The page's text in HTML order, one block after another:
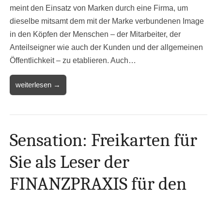
meint den Einsatz von Marken durch eine Firma, um
dieselbe mitsamt dem mit der Marke verbundenen Image
in den Köpfen der Menschen – der Mitarbeiter, der
Anteilseigner wie auch der Kunden und der allgemeinen
Öffentlichkeit – zu etablieren. Auch…
weiterlesen →
Sensation: Freikarten für
Sie als Leser der
FINANZPRAXIS für den